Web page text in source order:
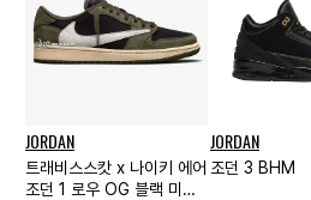
JORDAN
트래비스스캇 x 나이키 에어
조던 1 로우 OG 블랙 미디
JORDAN
조던 3 BHM